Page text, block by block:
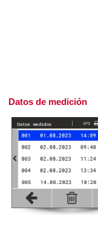
Datos de medición